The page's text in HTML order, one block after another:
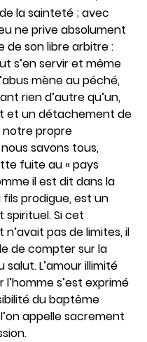
la sainteté ; avec
ne prive absolument
de son libre arbitre :
s’en servir et même
mène au péché,
rien d’autre qu’un,
et un détachement de
propre
savons tous,
fuite au « pays
il est dit dans la
prodigue, est un
spirituel. Si cet
pas de limites, il
de compter sur la
salut. L’amour illimité
l’homme s’est exprimé
du baptême
appelle sacrement